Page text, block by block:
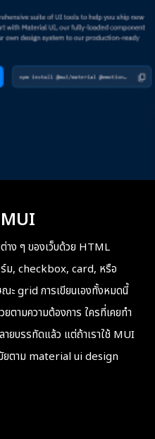
าง ๆ ของเว็บด้วย HTML
ร์ม, checkbox, card, หรือ
ะ grid การเขียนเองทั้งหมดนี้
ตามความต้องการ ใครที่เคยทำ
ายบรรทัดแล้ว แต่ถ้าเราใช้ MUI
ยตาม material ui design